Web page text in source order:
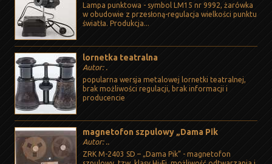
Lampa punktowa - symbol LM15 nr 9992, żarówka
w obudowie z przesłoną-regulacja wielkości punktu
światła. Produkcja...
lornetka teatralna
Autor: .
popularna wersja metalowej lornetki teatralnej,
brak możliwości regulacji, brak informacji i
producencie
magnetofon szpulowy „Dama Pik
Autor: ..
ZRK M-2403 SD – „Dama Pik” - magnetofon